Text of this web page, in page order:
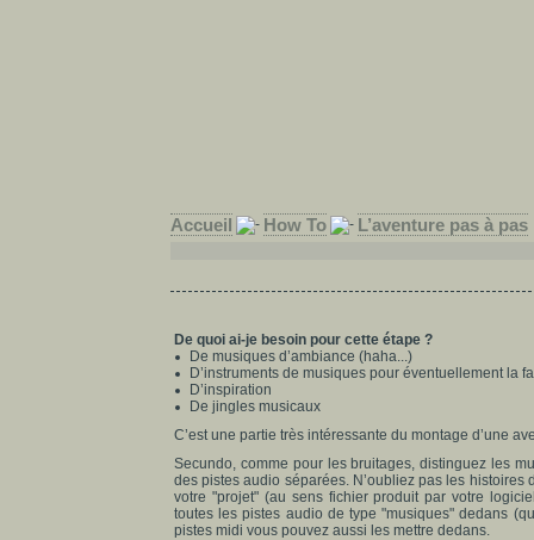
Accueil How To L’aventure pas à pas
De quoi ai-je besoin pour cette étape ?
De musiques d’ambiance (haha...)
D’instruments de musiques pour éventuellement la
D’inspiration
De jingles musicaux
C’est une partie très intéressante du montage d’une
Secundo, comme pour les bruitages, distinguez les
des pistes audio séparées. N’oubliez pas les
votre "projet" (au sens fichier produit par votre
toutes les pistes audio de type "musiques" dedans
pistes midi vous pouvez aussi les mettre dedans.